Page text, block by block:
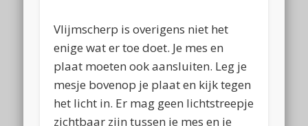
Vlijmscherp is overigens niet het
enige wat er toe doet. Je mes en
plaat moeten ook aansluiten. Leg je
mesje bovenop je plaat en kijk tegen
het licht in. Er mag geen lichtstreepje
zichtbaar zijn tussen je mes en je